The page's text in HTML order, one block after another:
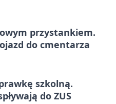
przystankiem.
do cmentarza
szkolną.
do ZUS